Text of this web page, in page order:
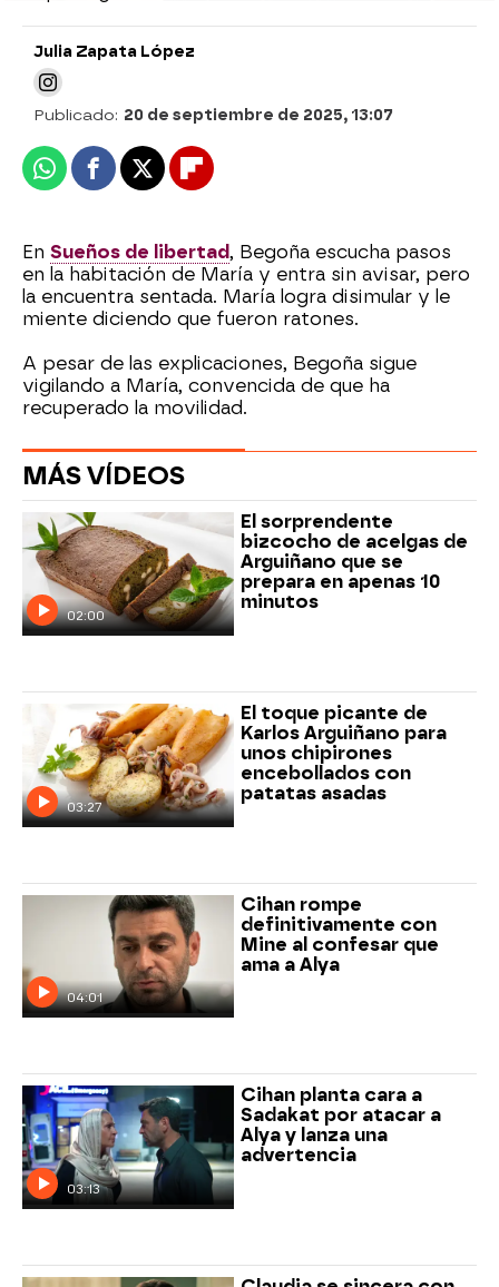
Julia Zapata López
Publicado: 20 de septiembre de 2025, 13:07
WhatsappFacebook
X Flipboard
En Sueños de libertad, Begoña escucha pasos
en la habitación de María y entra sin avisar, pero
la encuentra sentada. María logra disimular y le
miente diciendo que fueron ratones.
A pesar de las explicaciones, Begoña sigue
vigilando a María, convencida de que ha
recuperado la movilidad.
MÁS VÍDEOS
02:00
El sorprendente
bizcocho de acelgas de
Arguiñano que se
prepara en apenas 10
minutos
03:27
El toque picante de
Karlos Arguiñano para
unos chipirones
encebollados con
patatas asadas
04:01
Cihan rompe
definitivamente con
Mine al confesar que
ama a Alya
03:13
Cihan planta cara a
Sadakat por atacar a
Alya y lanza una
advertencia